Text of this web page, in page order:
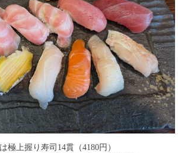
極上握り寿司14貫（4180円）